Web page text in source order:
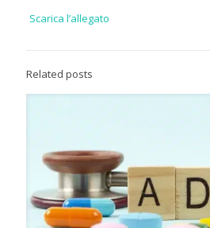
Scarica l’allegato
Related posts